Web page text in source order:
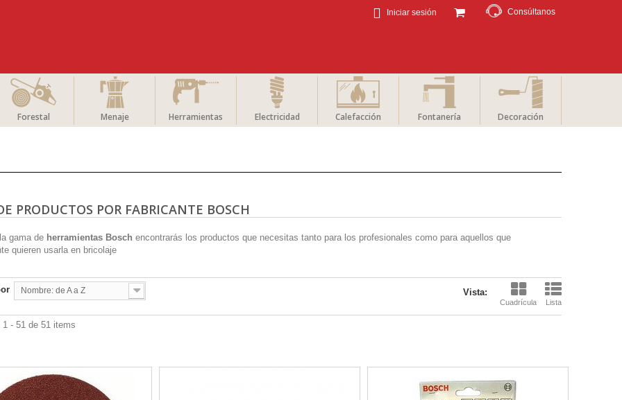
Consúltanos
Iniciar sesión
Forestal Menaje Herramientas Electricidad Calefacción Fontanería Decoración
PRODUCTOS POR FABRICANTE BOSCH
gama de herramientas Bosch encontrarás los productos que necesitas tanto para los profesionales como para aquellos que
quieren usarla en bricolaje
Vista:
Cuadrícula Lista
Nombre: de A a Z
1 - 51 de 51 items